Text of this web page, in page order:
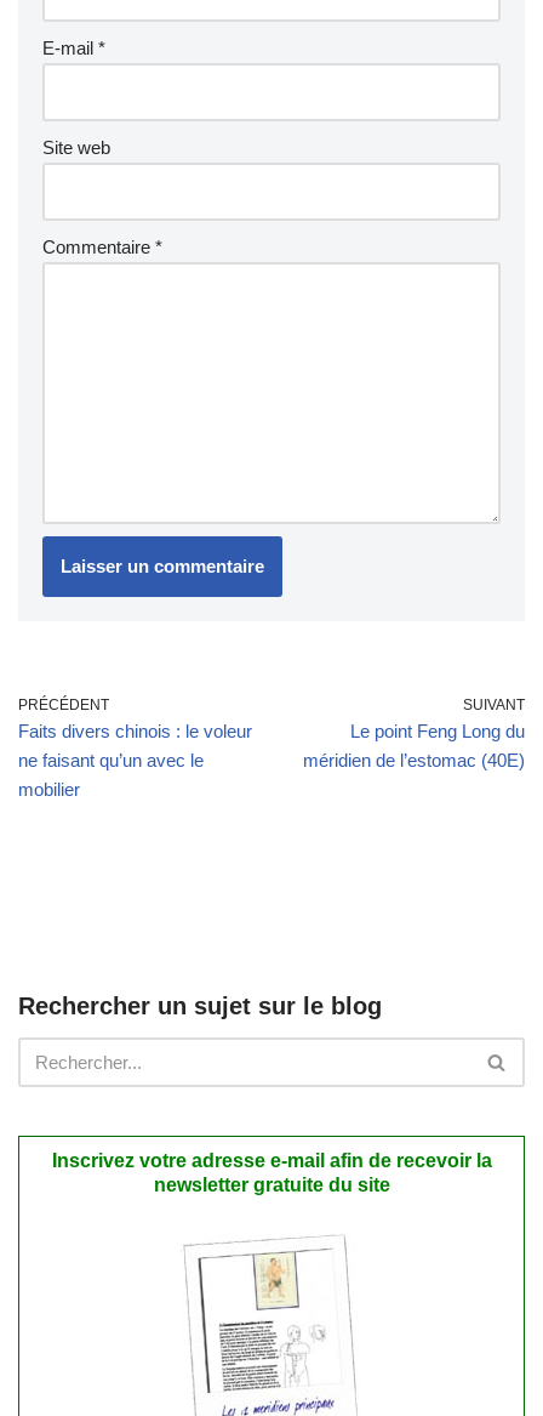
E-mail *
Site web
Commentaire *
PRÉCÉDENT
Faits divers chinois : le voleur
ne faisant qu’un avec le
mobilier
SUIVANT
Le point Feng Long du
méridien de l’estomac (40E)
Rechercher un sujet sur le blog
Inscrivez votre adresse e-mail afin de recevoir la
newsletter gratuite du site